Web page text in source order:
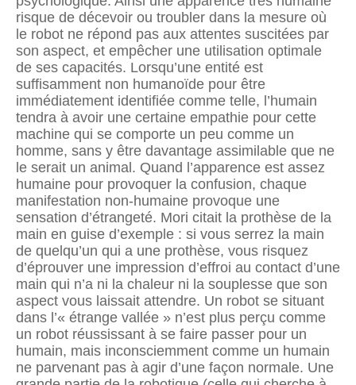
risque de décevoir ou troubler dans la mesure où
le robot ne répond pas aux attentes suscitées par
son aspect, et empêcher une utilisation optimale
de ses capacités. Lorsqu’une entité est
suffisamment non humanoïde pour être
immédiatement identifiée comme telle, l’humain
tendra à avoir une certaine empathie pour cette
machine qui se comporte un peu comme un
homme, sans y être davantage assimilable que ne
le serait un animal. Quand l’apparence est assez
humaine pour provoquer la confusion, chaque
manifestation non-humaine provoque une
sensation d’étrangeté. Mori citait la prothèse de la
main en guise d’exemple : si vous serrez la main
de quelqu’un qui a une prothèse, vous risquez
d’éprouver une impression d’effroi au contact d’une
main qui n’a ni la chaleur ni la souplesse que son
aspect vous laissait attendre. Un robot se situant
dans l’« étrange vallée » n’est plus perçu comme
un robot réussissant à se faire passer pour un
humain, mais inconsciemment comme un humain
ne parvenant pas à agir d’une façon normale. Une